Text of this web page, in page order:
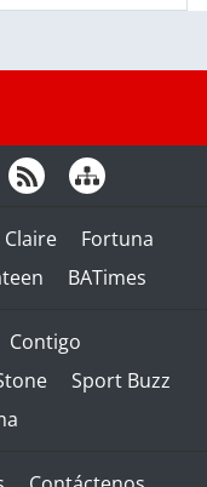
Fortuna
BATimes
Contigo
Sport Buzz